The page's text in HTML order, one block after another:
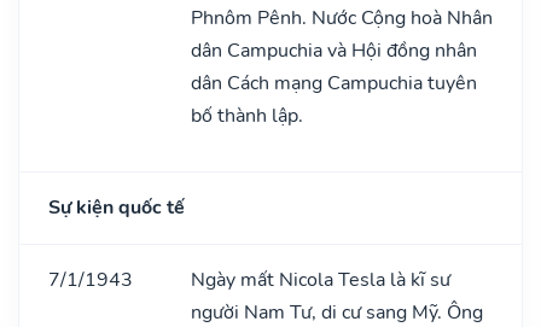
Phnôm Pênh. Nước Cộng hoà Nhân
dân Campuchia và Hội đồng nhân
dân Cách mạng Campuchia tuyên
bố thành lập.
Sự kiện quốc tế
7/1/1943
Ngày mất Nicola Tesla là kĩ sư
người Nam Tư, di cư sang Mỹ. Ông